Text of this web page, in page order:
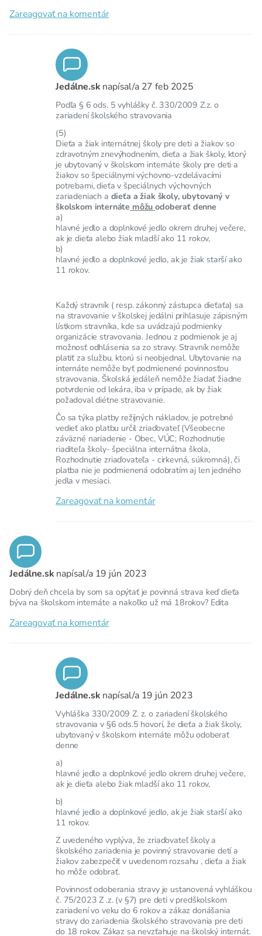
Zareagovať na komentár
Jedálne.sk napísal/a 27 feb 2025
Podľa § 6 ods. 5 vyhlášky č. 330/2009 Z.z. o
zariadení školského stravovania
(5)
Dieťa a žiak internátnej školy pre deti a žiakov so
zdravotným znevýhodnením, dieťa a žiak školy, ktorý
je ubytovaný v školskom internáte školy pre deti a
žiakov so špeciálnymi výchovno-vzdelávacími
potrebami, dieťa v špeciálnych výchovných
zariadeniach a dieťa a žiak školy, ubytovaný v
školskom internáte môžuodoberať denne
a)
hlavné jedlo a doplnkové jedlo okrem druhej večere,
ak je dieťa alebo žiak mladší ako 11 rokov,
b)
hlavné jedlo a doplnkové jedlo, ak je žiak starší ako
11 rokov.
Každý stravník ( resp. zákonný zástupca dieťaťa) sa
na stravovanie v školskej jedálni prihlasuje zápisným
lístkom stravníka, kde sa uvádzajú podmienky
organizácie stravovania. Jednou z podmienok je aj
možnosť odhlásenia sa zo stravy. Stravník nemôže
platiť za službu, ktorú si neobjednal. Ubytovanie na
internáte nemôže byť podmienené povinnosťou
stravovania. Školská jedáleň nemôže žiadať žiadne
potvrdenie od lekára, iba v prípade, ak by žiak
požadoval diétne stravovanie.
Čo sa týka platby režijných nákladov, je potrebné
vedieť ako platbu určil zriaďovateľ (Všeobecne
záväzné nariadenie - Obec, VÚC; Rozhodnutie
riaditeľa školy- špeciálna internátna škola,
Rozhodnutie zriaďovateľa - cirkevná, súkromná), či
platba nie je podmienená odobratím aj len jedného
jedla v mesiaci.
Zareagovať na komentár
Jedálne.sk napísal/a 19 jún 2023
Dobrý deň chcela by som sa opýtať je povinná strava keď dieťa
býva na školskom internáte a nakoľko už má 18rokov? Edita
Zareagovať na komentár
Jedálne.sk napísal/a 19 jún 2023
Vyhláška 330/2009 Z. z. o zariadení školského
stravovania v §6 ods.5 hovorí, že dieťa a žiak školy,
ubytovaný v školskom internáte môžu odoberať
denne
a)
hlavné jedlo a doplnkové jedlo okrem druhej večere,
ak je dieťa alebo žiak mladší ako 11 rokov,
b)
hlavné jedlo a doplnkové jedlo, ak je žiak starší ako
11 rokov.
Z uvedeného vyplýva, že zriaďovateľ školy a
školského zariadenia je povinný stravovanie detí a
žiakov zabezpečiť v uvedenom rozsahu , dieťa a žiak
ho môže odobrať.
Povinnosť odoberania stravy je ustanovená vyhláškou
č. 75/2023 Z .z. (v §7) pre deti v predškolskom
zariadení vo veku do 6 rokov a zákaz donášania
stravy do zariadenia školského stravovania pre deti
do 18 rokov. Zákaz sa nevzťahuje na školský internát.